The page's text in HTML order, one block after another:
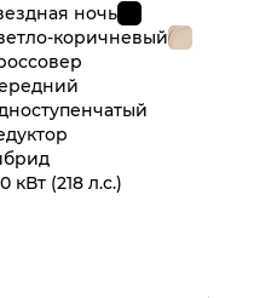
ночь
коричневый
кВт (218 л.с.)